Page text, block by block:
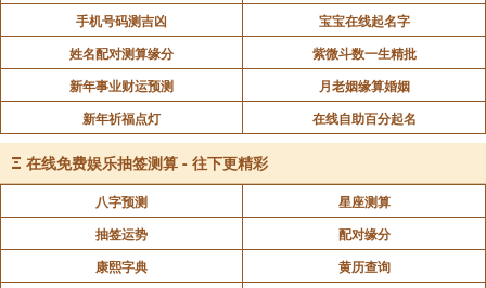
大?”海涛法师说：“各位，你想想看哪一个功德大?你救
他的命只有救一次，虽然你救他的性命有功德，但它下
一辈子还是动物，还要被杀。另一种情况是，虽然没有
钱救它的命，但是你帮它念六字大明咒，念阿弥陀佛，
因此它最后一世作畜生，不用再受罪，你说你的功德大
不大?所以等一下我们放生的时候，湖里有好多好多
鱼，除了今天我们要放生的部分，你为它念佛，湖里的
鱼要不要为它念佛?要!要用慈悲心为它念佛，或为它
念“唵嘛呢呗美吽”，大家必须知道这六字大明咒的功德
手机号码测吉凶
宝宝在线起名字
姓名配对测算缘分
紫微斗数一生精批
新年事业财运预测
月老姻缘算婚姻
新年祈福点灯
在线自助百分起名
Ξ 在线免费娱乐抽签测算 - 往下更精彩
八字预测
星座测算
抽签运势
配对缘分
康熙字典
黄历查询